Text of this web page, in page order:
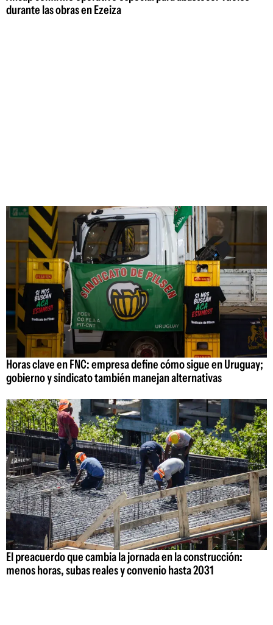
durante las obras en Ezeiza
Horas clave en FNC: empresa define cómo sigue en Uruguay;
gobierno y sindicato también manejan alternativas
El preacuerdo que cambia la jornada en la construcción:
menos horas, subas reales y convenio hasta 2031